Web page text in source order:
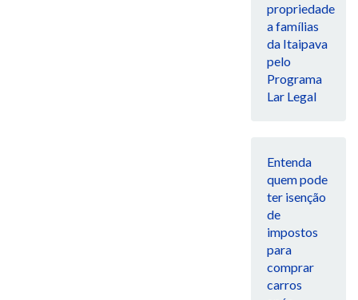
propriedade
a famílias
da Itaipava
pelo
Programa
Lar Legal
Entenda
quem pode
ter isenção
de
impostos
para
comprar
carros